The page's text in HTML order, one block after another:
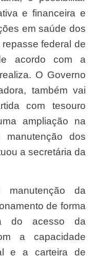
e financeira e
em saúde dos
federal de
acordo com a
O Governo
também vai
com tesouro
ampliação na
dos
a secretária da
de forma
do acesso da
a capacidade
e a carteira de